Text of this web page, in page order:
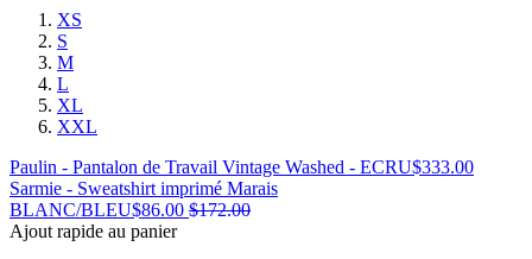
XS
S
M
L
XL
XXL
Paulin - Pantalon de Travail Vintage Washed - ECRU$333.00
Sarmie - Sweatshirt imprimé Marais
BLANC/BLEU$86.00 $172.00
Ajout rapide au panier